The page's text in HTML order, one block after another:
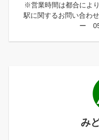
※営業時間は都合によ
駅に関するお問い合わ
ー
み